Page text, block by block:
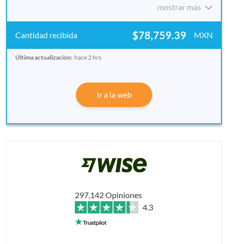
mostrar más
$78,759.39 MXN
Última actualización: hace 2 hrs
Ir a la web
297,142 Opiniones
4.3